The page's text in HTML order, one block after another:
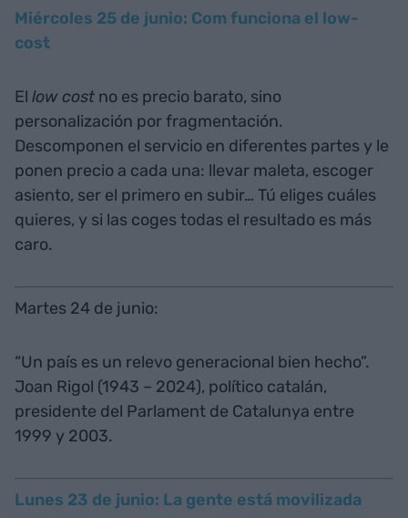
Miércoles 25 de junio: Com funciona el low-
cost
El low cost no es precio barato, sino
personalización por fragmentación.
Descomponen el servicio en diferentes partes y le
ponen precio a cada una: llevar maleta, escoger
asiento, ser el primero en subir… Tú eliges cuáles
quieres, y si las coges todas el resultado es más
caro.
Martes 24 de junio:
“Un país es un relevo generacional bien hecho”.
Joan Rigol (1943 – 2024), político catalán,
presidente del Parlament de Catalunya entre
1999 y 2003.
Lunes 23 de junio: La gente está movilizada